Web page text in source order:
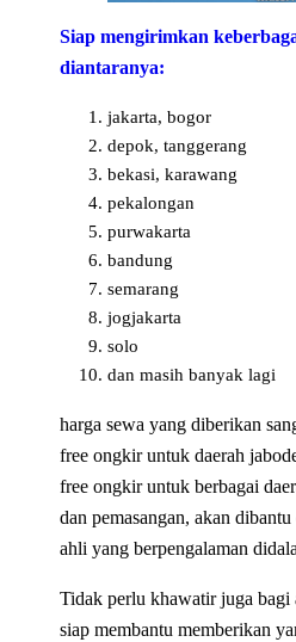
Siap mengirimkan
diantaranya:
jakarta, bogor
depok, tanggerang
bekasi, karawang
pekalongan
purwakarta
bandung
semarang
jogjakarta
solo
dan masih banyak lagi
harga sewa yang diberikan
free ongkir untuk daerah
free ongkir untuk berbagai
dan pemasangan, akan
ahli yang berpengalaman
Tidak perlu khawatir juga bagi
siap membantu memberikan